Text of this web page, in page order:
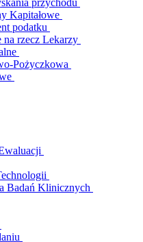
przychodu
Kapitałowe
podatku
na rzecz Lekarzy
Pożyczkowa
Badań Klinicznych